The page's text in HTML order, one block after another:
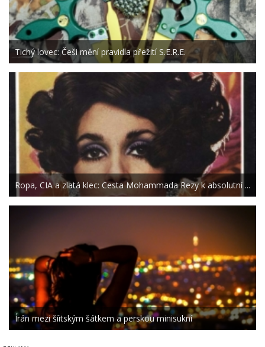
Tichý lovec: Češi mění pravidla přežití S.E.R.E.
Ropa, CIA a zlatá klec: Cesta Mohammada Rezy k absolutní ...
Írán mezi šíitským šátkem a perskou minisukní